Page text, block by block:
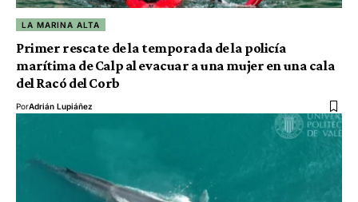
LA MARINA ALTA
Primer rescate de la temporada de la policía
marítima de Calp al evacuar a una mujer en una cala
del Racó del Corb
PorAdrián Lupiáñez